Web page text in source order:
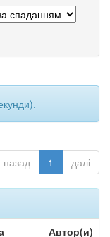
назад 1 далі
Автор(и)